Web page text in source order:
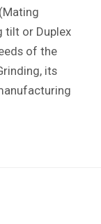
tilt or Duplex
of the
its